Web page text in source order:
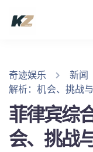
奇迹娱乐 新闻
解析：机会、挑战
菲律宾综
会、挑战